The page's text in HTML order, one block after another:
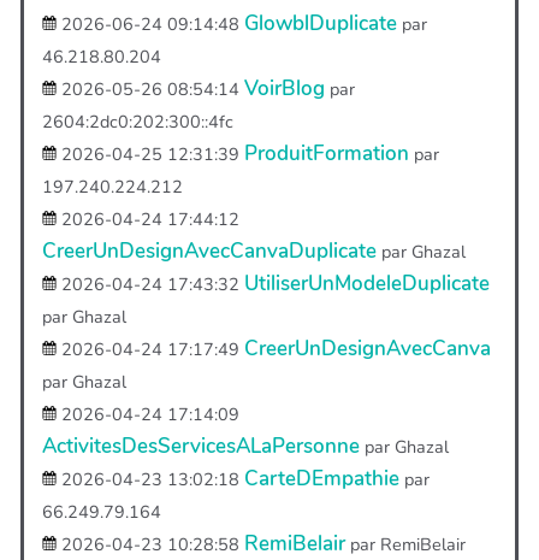
2026-06-24 09:14:48 GlowblDuplicate par
46.218.80.204
2026-05-26 08:54:14 VoirBlog par
2604:2dc0:202:300::4fc
2026-04-25 12:31:39 ProduitFormation par
197.240.224.212
2026-04-24 17:44:12
CreerUnDesignAvecCanvaDuplicate par Ghazal
2026-04-24 17:43:32 UtiliserUnModeleDuplicate
par Ghazal
2026-04-24 17:17:49 CreerUnDesignAvecCanva
par Ghazal
2026-04-24 17:14:09
ActivitesDesServicesALaPersonne par Ghazal
2026-04-23 13:02:18 CarteDEmpathie par
66.249.79.164
2026-04-23 10:28:58 RemiBelair par RemiBelair